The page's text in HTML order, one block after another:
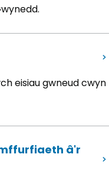
eisiau gwneud cwyn
â'r